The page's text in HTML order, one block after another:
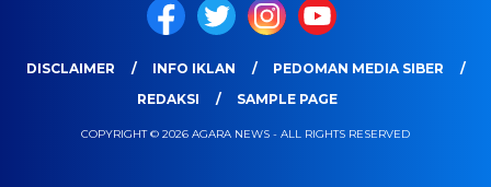
DISCLAIMER INFO IKLAN
PEDOMAN MEDIA SIBER
REDAKSI
SAMPLE PAGE
COPYRIGHT © 2026 AGARA NEWS - ALL RIGHTS RESERVED